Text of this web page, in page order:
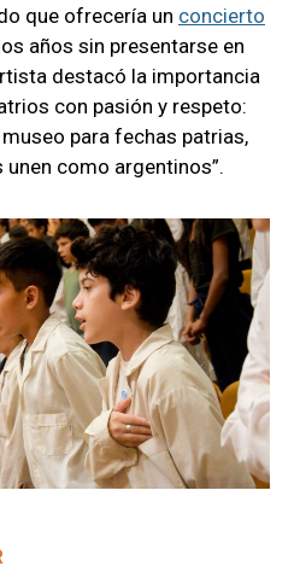
que ofrecería un concierto
años sin presentarse en
destacó la importancia
con pasión y respeto:
para fechas patrias,
como argentinos”.